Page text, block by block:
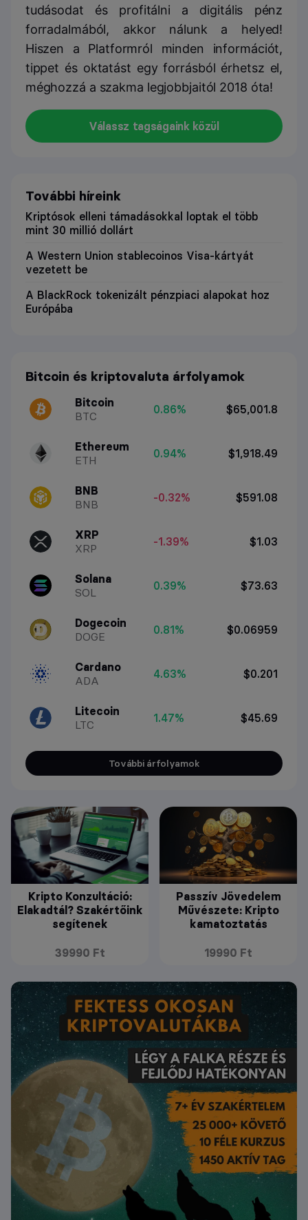
tudásodat és profitálni a digitális pénz
forradalmából, akkor nálunk a helyed!
Hiszen a Platformról minden információt,
tippet és oktatást egy forrásból érhetsz el,
méghozzá a szakma legjobbjaitól 2018 óta!
Válassz tagságaink közül
További híreink
Kriptósok elleni támadásokkal loptak el több
mint 30 millió dollárt
A Western Union stablecoinos Visa-kártyát
vezetett be
A BlackRock tokenizált pénzpiaci alapokat hoz
Európába
Bitcoin és kriptovaluta árfolyamok
Bitcoin
BTC
0.86% $65,001.8
Ethereum
ETH
0.94% $1,918.49
BNB
BNB
-0.32% $591.08
XRP
XRP
-1.39% $1.03
Solana
SOL
0.39% $73.63
Dogecoin
DOGE
0.81% $0.06959
Cardano
ADA
4.63% $0.201
Litecoin
LTC
1.47% $45.69
További árfolyamok
Kripto Konzultáció:
Elakadtál? Szakértőink
segítenek
39990 Ft
Passzív Jövedelem
Művészete: Kripto
kamatoztatás
19990 Ft